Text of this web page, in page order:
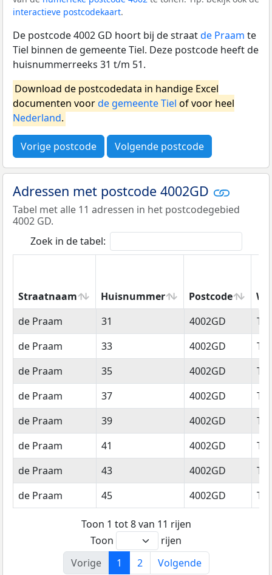
interactieve postcodekaart.
De postcode 4002 GD hoort bij de straatde Praam te
Tiel binnen de gemeente Tiel. Deze postcode heeft de
huisnummerreeks 31 t/m 51.
Download de postcodedata in handige Excel
documenten voorde gemeente Tiel of voor heel
Nederland.
Vorige postcode Volgende postcode
Adressen met postcode 4002GD
Tabel met alle 11 adressen in het postcodegebied
4002 GD.
Zoek in de tabel:
Straatnaam Huisnummer Postcode
Straatnaam
Huisnummer Postcode
de Praam 31 4002GD
Tiel
de Praam
33 4002GD
Tiel
de Praam
35 4002GD
Tiel
de Praam
37 4002GD
Tiel
de Praam
39 4002GD
Tiel
de Praam
41 4002GD
Tiel
de Praam
43 4002GD
Tiel
de Praam
45 4002GD Tiel
Toon 1 tot 8 van 11 rijen
Toon
rijen
Vorige
1 2 Volgende